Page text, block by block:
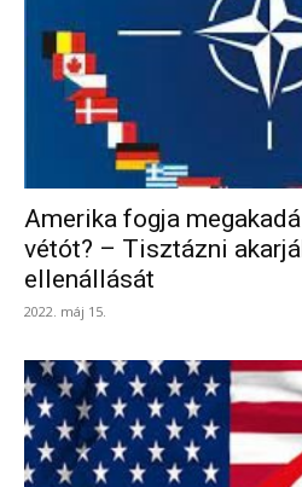
Amerika fogja
vétót? – Tisztázni
ellenállását
2022. máj 15.